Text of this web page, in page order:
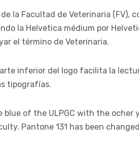
la Facultad de Veterinaria (FV),
la Helvetica médium por
el término de Veterinaria.
inferior del logo facilita la
tipografías.
of the ULPGC with the ocher
Pantone 131 has been